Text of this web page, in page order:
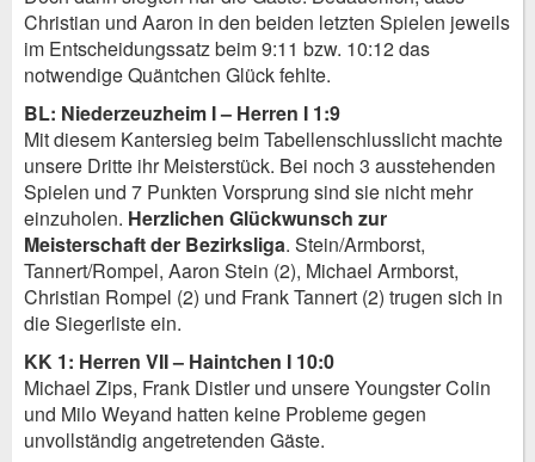
Christian und Aaron in den beiden letzten Spielen jeweils
im Entscheidungssatz beim 9:11 bzw. 10:12 das
notwendige Quäntchen Glück fehlte.
BL: Niederzeuzheim I – Herren I 1:9
Mit diesem Kantersieg beim Tabellenschlusslicht machte
unsere Dritte ihr Meisterstück. Bei noch 3 ausstehenden
Spielen und 7 Punkten Vorsprung sind sie nicht mehr
einzuholen. Herzlichen Glückwunsch zur
Meisterschaft der Bezirksliga. Stein/Armborst,
Tannert/Rompel, Aaron Stein (2), Michael Armborst,
Christian Rompel (2) und Frank Tannert (2) trugen sich in
die Siegerliste ein.
KK 1: Herren VII – Haintchen I 10:0
Michael Zips, Frank Distler und unsere Youngster Colin
und Milo Weyand hatten keine Probleme gegen
unvollständig angetretenden Gäste.